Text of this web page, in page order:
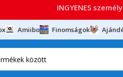
Amiibo Finomságok
INGYENES